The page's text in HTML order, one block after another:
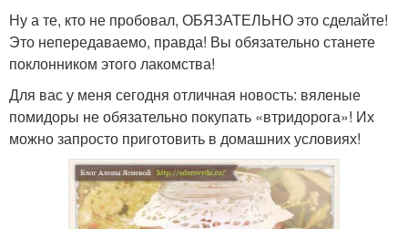
Ну а те, кто не пробовал, ОБЯЗАТЕЛЬНО это сделайте!
Это непередаваемо, правда! Вы обязательно станете
поклонником этого лакомства!
Для вас у меня сегодня отличная новость: вяленые
помидоры не обязательно покупать «втридорога»! Их
можно запросто приготовить в домашних условиях!